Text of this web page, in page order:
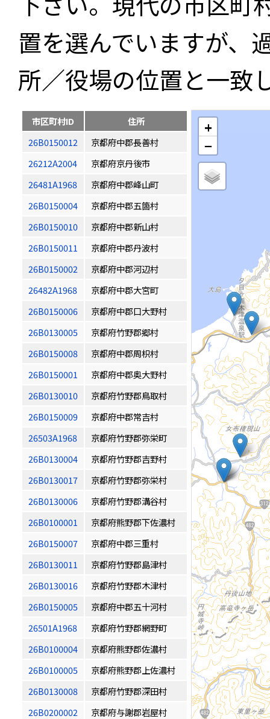
置を選んでいますが、
所／役場の位置と一致
市区町村ID
住所
26B0150012
京都府中郡長善村
26212A2004
京都府京丹後市
26481A1968
京都府中郡峰山町
26B0150004
京都府中郡五箇村
26B0150010
京都府中郡新山村
26B0150011
京都府中郡丹波村
26B0150002
京都府中郡河辺村
26482A1968
京都府中郡大宮町
26B0150006
京都府中郡口大野村
26B0130005
京都府竹野郡郷村
26B0150008
京都府中郡周枳村
26B0150001
京都府中郡奥大野村
26B0130010
京都府竹野郡鳥取村
26B0150009
京都府中郡常吉村
26503A1968
京都府竹野郡弥栄町
26B0130004
京都府竹野郡吉野村
26B0130017
京都府竹野郡弥栄村
26B0130006
京都府竹野郡溝谷村
26B0100001
京都府熊野郡下佐濃村
26B0150007
京都府中郡三重村
26B0130011
京都府竹野郡島津村
26B0130016
京都府竹野郡木津村
26B0150005
京都府中郡五十河村
26501A1968
京都府竹野郡網野町
26B0100004
京都府熊野郡佐濃村
26B0100005
京都府熊野郡上佐濃村
26B0130008
京都府竹野郡深田村
26B0200002
京都府与謝郡岩屋村
+
−